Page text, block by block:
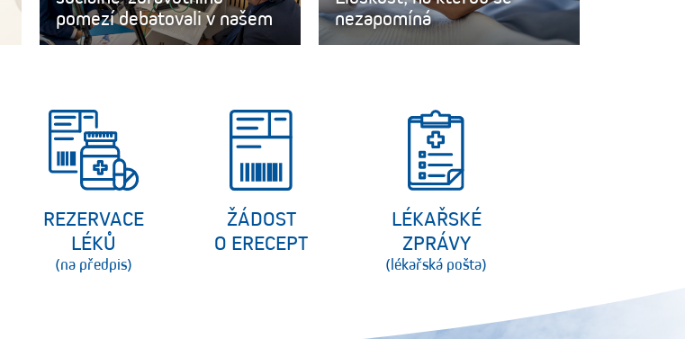
pomezí debatovali v našem
nezapomíná
REZERVACE
LÉKŮ
(na předpis)
ŽÁDOST
O ERECEPT
LÉKAŘSKÉ
ZPRÁVY
(lékařská pošta)